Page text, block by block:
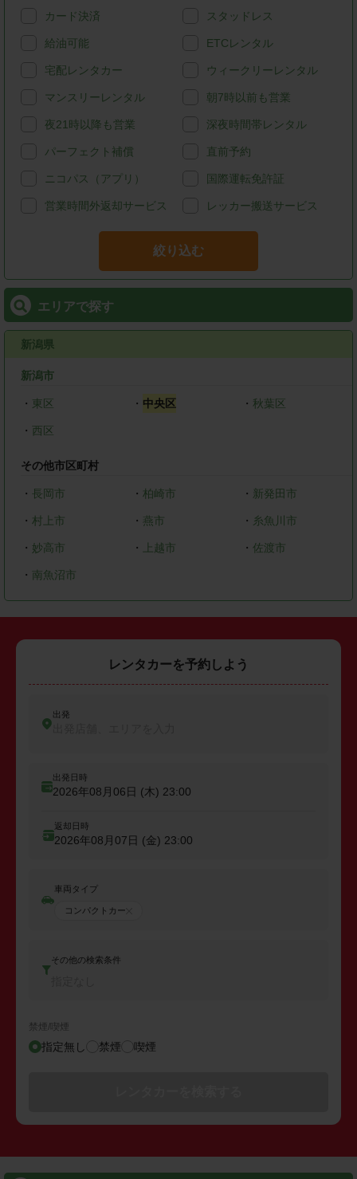
カード決済 スタッドレス
給油可能 ETCレンタル
宅配レンタカー ウィークリーレンタル
マンスリーレンタル 朝7時以前も営業
夜21時以降も営業 深夜時間帯レンタル
パーフェクト補償 直前予約
ニコパス（アプリ） 国際運転免許証
営業時間外返却サービス レッカー搬送サービス
絞り込む
エリアで探す
新潟県
新潟市
・ 東区 ・ 中央区 ・ 秋葉区
・ 西区
その他市区町村
・ 長岡市 ・ 柏崎市 ・ 新発田市
・ 村上市 ・ 燕市 ・ 糸魚川市
・ 妙高市 ・ 上越市 ・ 佐渡市
・ 南魚沼市
レンタカーを予約しよう
出発
出発日時
2026年08月06日 (木) 23:00
返却日時
2026年08月07日 (金) 23:00
車両タイプ
コンパクトカー
その他の検索条件
禁煙/喫煙
指定無し 禁煙 喫煙